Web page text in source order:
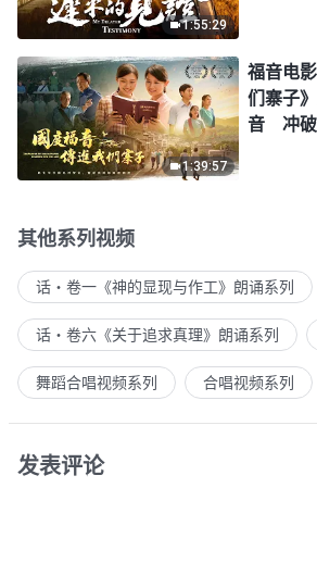
1:55:29
1:39:57
福音电
们寨子
音 冲破
其他系列视频
话・卷一《神的显现与作工》朗诵系列
话・卷六《关于追求真理》朗诵系列
舞蹈合唱视频系列 合唱视频系列
发表评论